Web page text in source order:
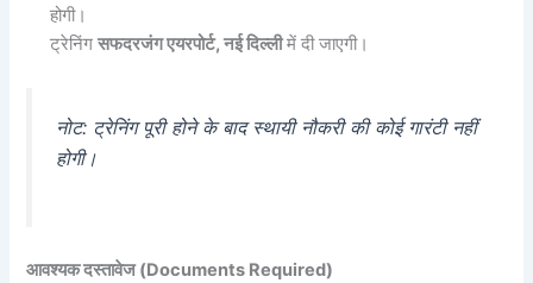
होगी।
ट्रेनिंगसफदरजंग एयरपोर्ट, नई दिल्लीमें दी जाएगी।
नोट: ट्रेनिंग पूरी होने के बाद स्थायी नौकरी की कोई गारंटी नहीं
होगी।
आवश्यक दस्तावेज (Documents Required)